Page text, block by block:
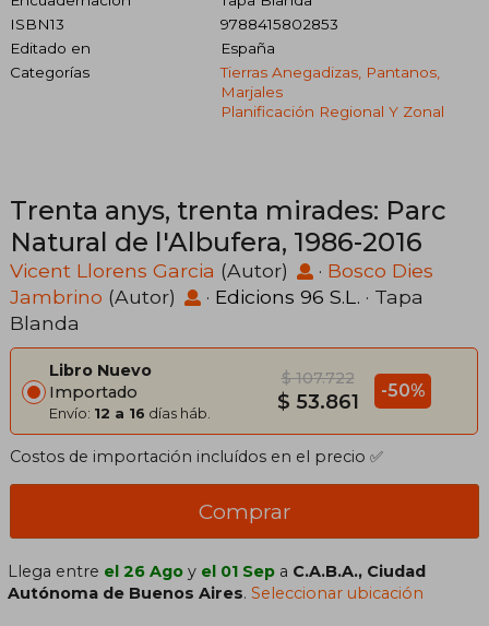
ISBN13
9788415802853
Editado en
España
Categorías
Tierras Anegadizas, Pantanos,
Marjales
Planificación Regional Y Zonal
Trenta anys, trenta mirades: Parc
Natural de l'Albufera, 1986-2016
Vicent Llorens Garcia (Autor) · Bosco Dies
Jambrino (Autor) · Edicions 96 S.L. · Tapa
Blanda
Libro Nuevo
Importado
Envío: 12 a 16 días háb.
$ 107.722
$ 53.861 -50%
Costos de importación incluídos en el precio ✅
Comprar
Llega entre el 26 Ago y el 01 Sep a C.A.B.A., Ciudad
Autónoma de Buenos Aires.Seleccionar ubicación